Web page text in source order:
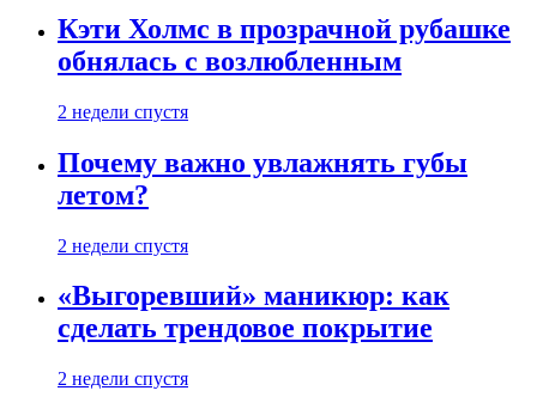
Кэти Холмс в прозрачной рубашке
обнялась с возлюбленным
2 недели спустя
Почему важно увлажнять губы
летом?
2 недели спустя
«Выгоревший» маникюр: как
сделать трендовое покрытие
2 недели спустя